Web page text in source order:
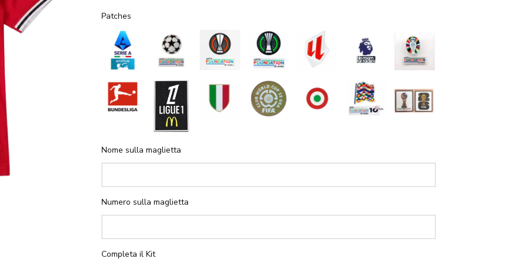
Patches
Nome sulla maglietta
Numero sulla maglietta
Completa il Kit